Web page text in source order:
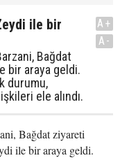
ile bir
Bağdat
bir araya geldi.
durumu,
ele alındı.
A+
A-
Bağdat ziyareti
ile bir araya geldi.